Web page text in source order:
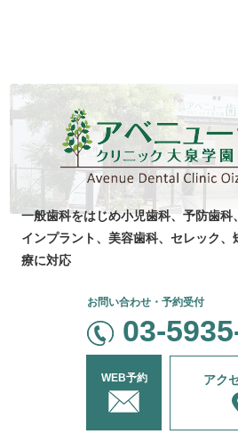
一般歯科をはじめ小児歯科、 予防歯科、
インプラント、美容歯科、セレック、
療に対応
お問い合わせ・予約受付
03-
WEB予約 アク